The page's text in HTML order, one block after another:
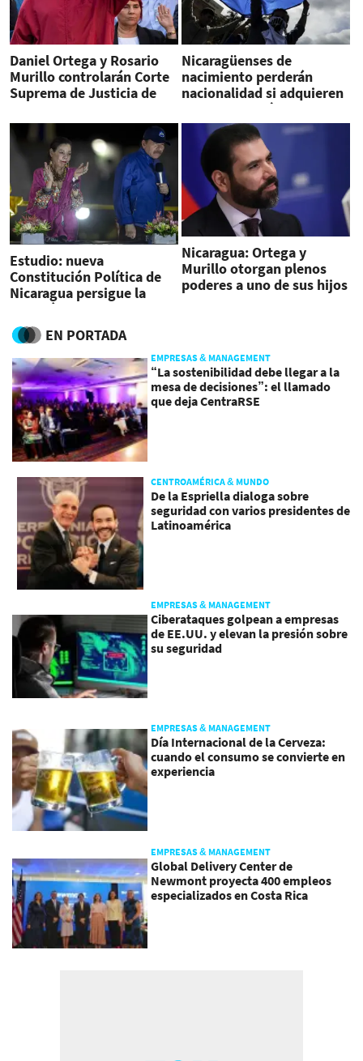
Daniel Ortega y Rosario
Murillo controlarán Corte
Suprema de Justicia de
Nicaragüenses de
nacimiento perderán
nacionalidad si adquieren
otra ciudadanía
Estudio: nueva
Constitución Política de
Nicaragua persigue la
sucesión familiar
Nicaragua: Ortega y
Murillo otorgan plenos
poderes a uno de sus hijos
EN PORTADA
EMPRESAS & MANAGEMENT
“La sostenibilidad debe llegar a la
mesa de decisiones”: el llamado
que deja CentraRSE
CENTROAMÉRICA & MUNDO
De la Espriella dialoga sobre
seguridad con varios presidentes de
Latinoamérica
EMPRESAS & MANAGEMENT
Ciberataques golpean a empresas
de EE.UU. y elevan la presión sobre
su seguridad
EMPRESAS & MANAGEMENT
Día Internacional de la Cerveza:
cuando el consumo se convierte en
experiencia
EMPRESAS & MANAGEMENT
Global Delivery Center de
Newmont proyecta 400 empleos
especializados en Costa Rica